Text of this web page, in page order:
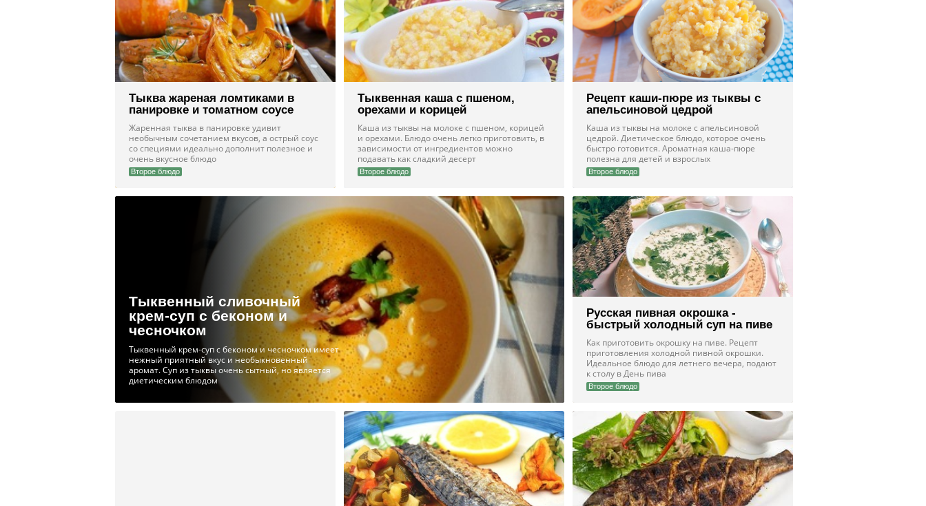
Тыква жареная ломтиками в
панировке и томатном соусе
Жаренная тыква в панировке удивит
необычным сочетанием вкусов, а острый соус
со специями идеально дополнит полезное и
очень вкусное блюдо
Второе блюдо
Тыквенная каша с пшеном,
орехами и корицей
Каша из тыквы на молоке с пшеном, корицей
и орехами. Блюдо очень легко приготовить, в
зависимости от ингредиентов можно
подавать как сладкий десерт
Второе блюдо
Рецепт каши-пюре из тыквы с
апельсиновой цедрой
Каша из тыквы на молоке с апельсиновой
цедрой. Диетическое блюдо, которое очень
быстро готовится. Ароматная каша-пюре
полезна для детей и взрослых
Второе блюдо
Тыквенный сливочный
крем-суп с беконом и
чесночком
Тыквенный крем-суп с беконом и чесночком имеет
нежный приятный вкус и необыкновенный
аромат. Суп из тыквы очень сытный, но является
диетическим блюдом
Русская пивная окрошка -
быстрый холодный суп на пиве
Как приготовить окрошку на пиве. Рецепт
приготовления холодной пивной окрошки.
Идеальное блюдо для летнего вечера, подают
к столу в День пива
Второе блюдо